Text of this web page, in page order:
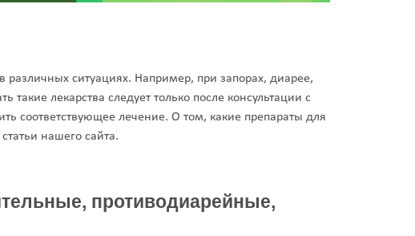
ситуациях. Например, при запорах, диарее,
лекарства следует только после консультации с
соответствующее лечение. О том, какие препараты для
нашего сайта.
противодиарейные,